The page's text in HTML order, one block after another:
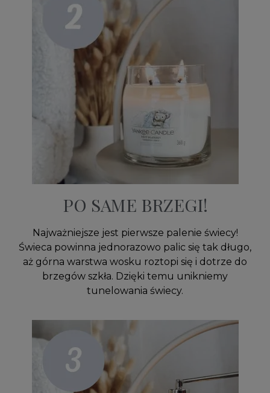
PO SAME BRZEGI!
Najważniejsze jest pierwsze palenie świecy!
Świeca powinna jednorazowo palic się tak długo,
aż górna warstwa wosku roztopi się i dotrze do
brzegów szkła. Dzięki temu unikniemy
tunelowania świecy.